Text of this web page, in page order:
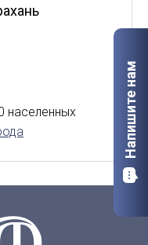
населенных
Напишите нам